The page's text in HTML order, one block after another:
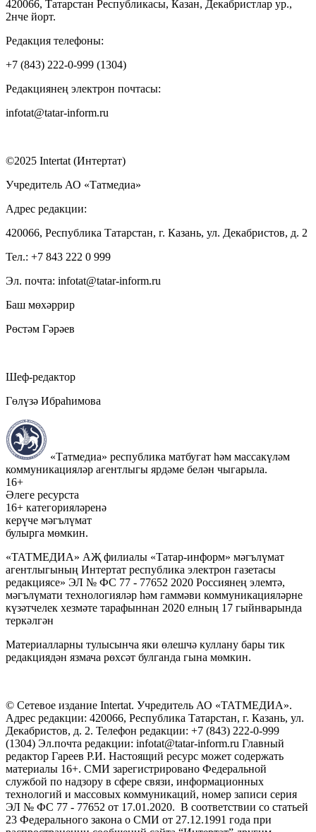
420066, Татарстан Республикасы, Казан, Декабристлар ур.,
2нче йорт.
Редакция телефоны:
+7 (843) 222-0-999 (1304)
Редакциянең электрон почтасы:
infotat@tatar-inform.ru
©2025 Intertat (Интертат)
Учредитель АО «Татмедиа»
Адрес редакции:
420066, Республика Татарстан, г. Казань, ул. Декабристов, д. 2
Тел.: +7 843 222 0 999
Эл. почта: infotat@tatar-inform.ru
Баш мөхәррир
Рөстәм Гәрәев
Шеф-редактор
Гөлүзә Ибраһимова
«Татмедиа» республика матбугат һәм массакүләм
коммуникацияләр агентлыгы ярдәме белән чыгарыла.
16+
Әлеге ресурста
16+ категорияләренә
керүче мәгълүмат
булырга мөмкин.
«ТАТМЕДИА» АҖ филиалы «Татар-информ» мәгълүмат
агентлыгының Интертат республика электрон газетасы
редакциясе» ЭЛ № ФС 77 - 77652 2020 Россиянең элемтә,
мәгълүмати технологияләр һәм гаммәви коммуникацияләрне
күзәтчелек хезмәте тарафыннан 2020 елның 17 гыйнварында
теркәлгән
Материалларны тулысынча яки өлешчә куллану бары тик
редакциядән язмача рөхсәт булганда гына мөмкин.
© Сетевое издание Intertat. Учредитель АО «ТАТМЕДИА».
Адрес редакции: 420066, Республика Татарстан, г. Казань, ул.
Декабристов, д. 2. Телефон редакции: +7 (843) 222-0-999
(1304) Эл.почта редакции: infotat@tatar-inform.ru Главный
редактор Гареев Р.И. Настоящий ресурс может содержать
материалы 16+. СМИ зарегистрировано Федеральной
службой по надзору в сфере связи, информационных
технологий и массовых коммуникаций, номер записи серия
ЭЛ № ФС 77 - 77652 от 17.01.2020. В соответствии со статьей
23 Федерального закона о СМИ от 27.12.1991 года при